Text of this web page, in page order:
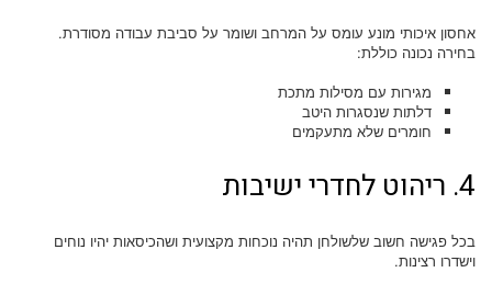
אחסון איכותי מונע עומס על המרחב ושומר על סביבת עבודה מסודרת.
בחירה נכונה כוללת:
מגירות עם מסילות מתכת
דלתות שנסגרות היטב
חומרים שלא מתעקמים
4. ריהוט לחדרי ישיבות
בכל פגישה חשוב שלשולחן תהיה נוכחות מקצועית ושהכיסאות יהיו נוחים
וישדרו רצינות.